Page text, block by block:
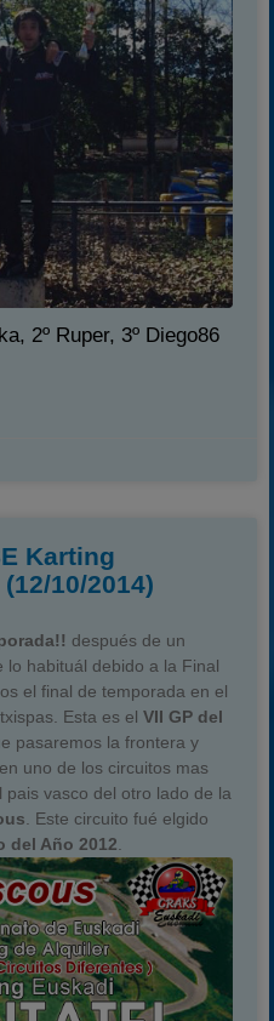
2º Ruper, 3º Diego86
Karting
10/2014)
después de un
habituál debido a la Final
el final de temporada en el
Esta es elVII GP del
pasaremos la frontera y
uno de los circuitos mas
vasco del otro lado de la
. Este circuito fué elgido
del Año 2012